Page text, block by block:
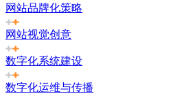
网站品牌化策略
网站视觉创意
数字化系统建设
数字化运维与传播